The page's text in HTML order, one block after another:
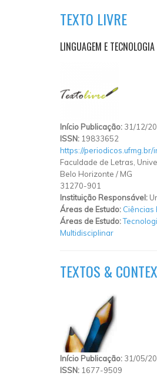
TEXTO LIVRE
LINGUAGEM E TECNOLOGIA
Início Publicação: 31/12/
ISSN: 19833652
https://
Faculdade de Letras,
Belo Horizonte / MG
31270-901
Instituição Responsável:
Áreas de Estudo: Ciências
Áreas de Estudo:
Multidisciplinar
TEXTOS &
Início Publicação: 31/05/
ISSN: 1677-9509